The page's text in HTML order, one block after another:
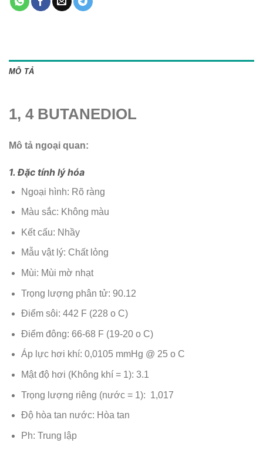
MÔ TẢ
1, 4 BUTANEDIOL
Mô tả ngoại quan:
1. Đặc tính lý hóa
Ngoại hình: Rõ ràng
Màu sắc: Không màu
Kết cấu: Nhầy
Mẫu vật lý: Chất lỏng
Mùi: Mùi mờ nhạt
Trọng lượng phân tử: 90.12
Điểm sôi: 442 F (228 o C)
Điểm đông: 66-68 F (19-20 o C)
Áp lực hơi khí: 0,0105 mmHg @ 25 o C
Mật độ hơi (Không khí = 1): 3.1
Trọng lượng riêng (nước = 1): 1,017
Độ hòa tan nước: Hòa tan
Ph: Trung lập